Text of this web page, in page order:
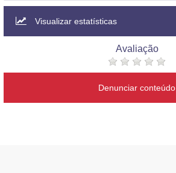
Visualizar estatísticas
Avaliação
Denunciar conteúdo